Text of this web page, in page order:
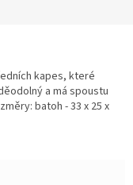
kapes, které
a má spoustu
batoh - 33 x 25 x